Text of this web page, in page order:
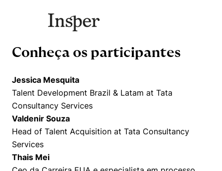
Conheça os participantes
Jessica Mesquita
Talent Development Brazil & Latam at Tata
Consultancy Services
Valdenir Souza
Head of Talent Acquisition at Tata Consultancy
Services
Thais Mei